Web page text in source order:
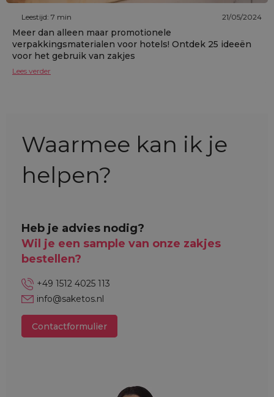
Leestijd: 7 min 21/05/2024
Meer dan alleen maar promotionele
verpakkingsmaterialen voor hotels! Ontdek 25 ideeën
voor het gebruik van zakjes
Lees verder
Waarmee kan ik je
helpen?
Heb je advies nodig?
Wil je een sample van onze zakjes
bestellen?
+49 1512 4025 113
info@saketos.nl
Contactformulier